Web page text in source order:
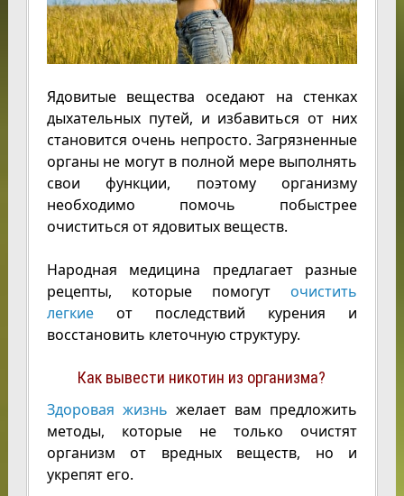
Ядовитые вещества оседают на стенках
дыхательных путей, и избавиться от них
становится очень непросто. Загрязненные
органы не могут в полной мере выполнять
свои функции, поэтому организму
необходимо помочь побыстрее
очиститься от ядовитых веществ.
Народная медицина предлагает разные
рецепты, которые помогуточистить
легкиеот последствий курения и
восстановить клеточную структуру.
Как вывести никотин из организма?
Здоровая жизнь желает вам предложить
методы, которые не только очистят
организм от вредных веществ, но и
укрепят его.